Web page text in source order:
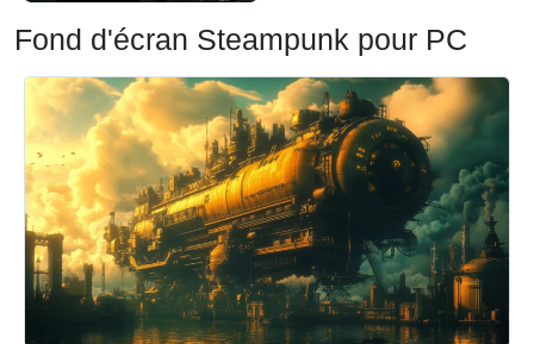
Fond d'écran Steampunk pour PC